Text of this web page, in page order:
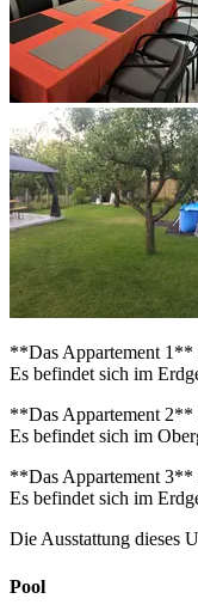
**Das Appartement 1**
Es befindet sich im
**Das Appartement 2**
Es befindet sich im
**Das Appartement 3**
Es befindet sich im
Die Ausstattung dieses
Pool